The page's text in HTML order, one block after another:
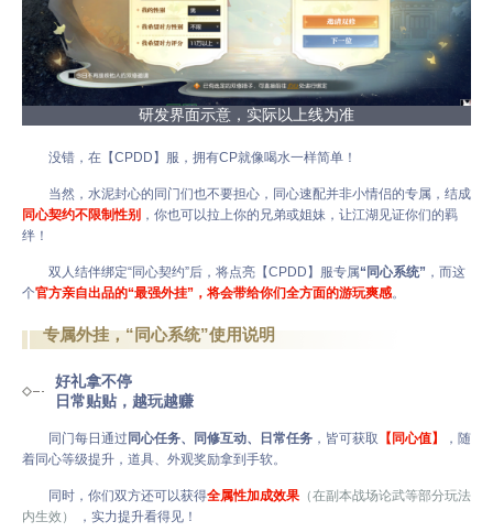
研发界面示意，实际以上线为准
没错，在【CPDD】服，拥有CP就像喝水一样简单！
当然，水泥封心的同门们也不要担心，同心速配并非小情侣的专属，结成
同心契约不限制性别 ，你也可以拉上你的兄弟或姐妹，让江湖见证你们的羁
绊！
双人结伴绑定“同心契约”后，将点亮【CPDD】服专属“同心系统” ，而这
个官方亲自出品的“最强外挂”，将会带给你们全方面的游玩爽感。
专属外挂，“同心系统”使用说明
好礼拿不停
日常贴贴，越玩越赚
同门每日通过 同心任务、同修互动、日常任务 ，皆可获取 【同心值】
，随
着同心等级提升，道具、外观奖励拿到手软。
同时，你们双方还可以获得全属性加成效果 （在副本战场论武等部分玩法
内生效）
，实力提升看得见！